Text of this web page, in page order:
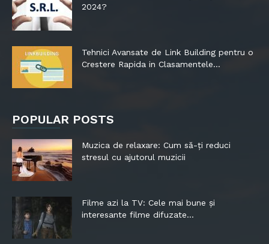
2024?
Tehnici Avansate de Link Building pentru o
Crestere Rapida in Clasamentele...
POPULAR POSTS
Muzica de relaxare: Cum să-ți reduci
stresul cu ajutorul muzicii
Filme azi la TV: Cele mai bune și
interesante filme difuzate...